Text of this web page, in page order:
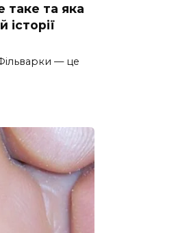
таке та яка
історії
— це